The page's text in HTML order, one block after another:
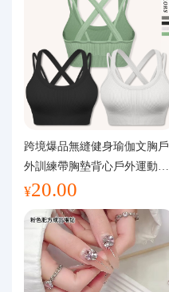
最新公告
物流資訊
代購問答
關於我們
跨境爆品無縫健身瑜伽文胸戶
外訓練帶胸墊背心戶外運動瑜
伽服女
¥20.00